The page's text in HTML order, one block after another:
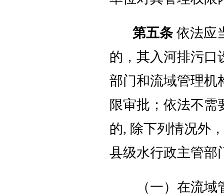
第五条依法应
的，其入河排污口
部门和流域管理机
限审批；依法不需
的, 除下列情况外
县级水行政主管
（一）在流域管